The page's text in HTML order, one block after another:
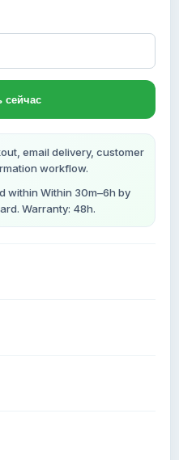
сейчас
email delivery, customer
workflow.
within Within 30m–6h by
Warranty: 48h.